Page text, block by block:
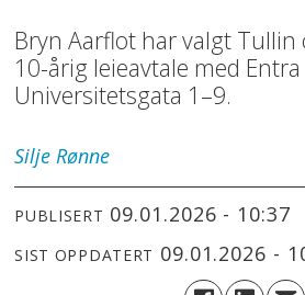
Bryn Aarflot har valgt Tullin
10-årig leieavtale med Entra
Universitetsgata 1–9.
Silje Rønne
PUBLISERT 09.01.2026 - 10:37
SIST OPPDATERT 09.01.2026 -